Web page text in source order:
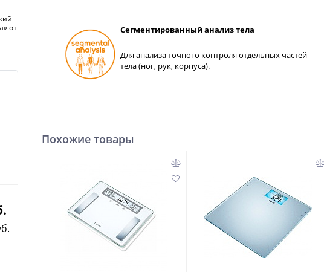
от
Сегментированный анализ тела
Для анализа точного контроля отдельных частей
тела (ног, рук, корпуса).
Похожие товары